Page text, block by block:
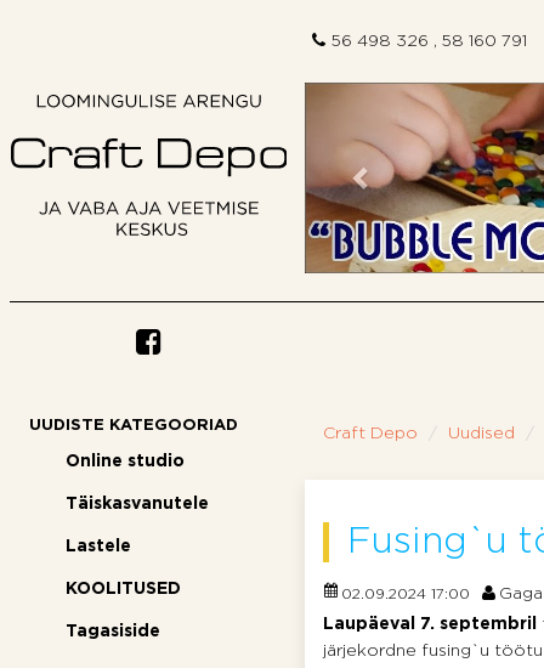
56 498 326 , 58 160 791
Eelmine
UUDISTE KATEGOORIAD
Online studio
Täiskasvanutele
Lastele
KOOLITUSED
Tagasiside
Craft Depo Uudised
Fusing`u
02.09.2024 17:00
Laupäeval 7. septembril
järjekordne fusing`u